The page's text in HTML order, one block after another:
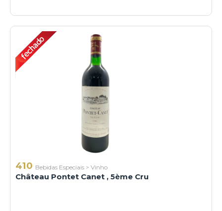
410 Bebidas Especiais > Vinho
Château Pontet Canet , 5ème Cru